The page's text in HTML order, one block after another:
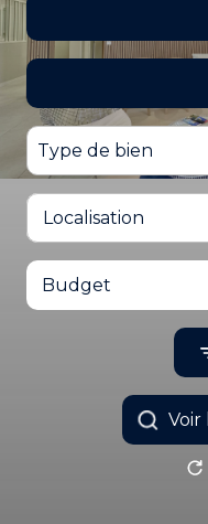
CONTACTEZ
Du neuf
De l'immo pro
Type de bien
Budget
Voir